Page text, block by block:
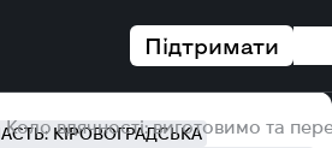
Підтримати
Коло вдячності: виготовимо та
КІРОВОГРАДСЬКА